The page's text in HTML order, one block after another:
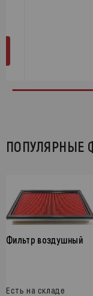
ПОПУЛЯРНЫЕ
Фильтр воздушный
Есть на складе